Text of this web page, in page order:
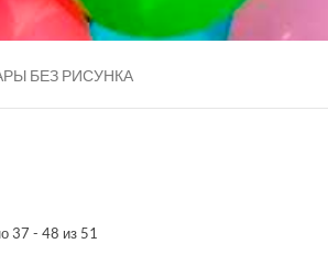
БЕЗ РИСУНКА
37 - 48 из 51